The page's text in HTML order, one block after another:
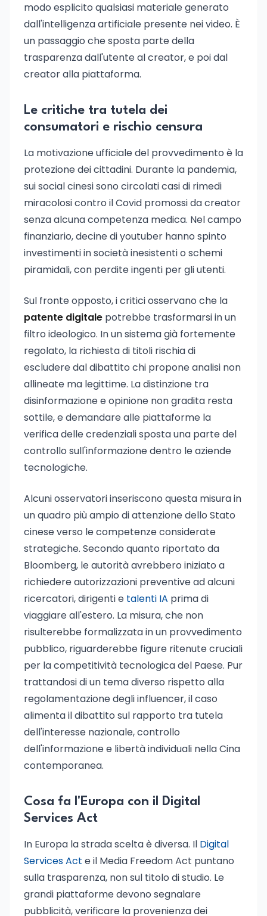
modo esplicito qualsiasi materiale generato
dall'intelligenza artificiale presente nei video. È
un passaggio che sposta parte della
trasparenza dall'utente al creator, e poi dal
creator alla piattaforma.
Le critiche tra tutela dei
consumatori e rischio censura
La motivazione ufficiale del provvedimento è la
protezione dei cittadini. Durante la pandemia,
sui social cinesi sono circolati casi di rimedi
miracolosi contro il Covid promossi da creator
senza alcuna competenza medica. Nel campo
finanziario, decine di youtuber hanno spinto
investimenti in società inesistenti o schemi
piramidali, con perdite ingenti per gli utenti.
Sul fronte opposto, i critici osservano che la
patente digitale potrebbe trasformarsi in un
filtro ideologico. In un sistema già fortemente
regolato, la richiesta di titoli rischia di
escludere dal dibattito chi propone analisi non
allineate ma legittime. La distinzione tra
disinformazione e opinione non gradita resta
sottile, e demandare alle piattaforme la
verifica delle credenziali sposta una parte del
controllo sull'informazione dentro le aziende
tecnologiche.
Alcuni osservatori inseriscono questa misura in
un quadro più ampio di attenzione dello Stato
cinese verso le competenze considerate
strategiche. Secondo quanto riportato da
Bloomberg, le autorità avrebbero iniziato a
richiedere autorizzazioni preventive ad alcuni
ricercatori, dirigenti e talenti IA prima di
viaggiare all'estero. La misura, che non
risulterebbe formalizzata in un provvedimento
pubblico, riguarderebbe figure ritenute cruciali
per la competitività tecnologica del Paese. Pur
trattandosi di un tema diverso rispetto alla
regolamentazione degli influencer, il caso
alimenta il dibattito sul rapporto tra tutela
dell'interesse nazionale, controllo
dell'informazione e libertà individuali nella Cina
contemporanea.
Cosa fa l'Europa con il Digital
Services Act
In Europa la strada scelta è diversa. Il Digital
Services Act e il Media Freedom Act puntano
sulla trasparenza, non sul titolo di studio. Le
grandi piattaforme devono segnalare
pubblicità, verificare la provenienza dei